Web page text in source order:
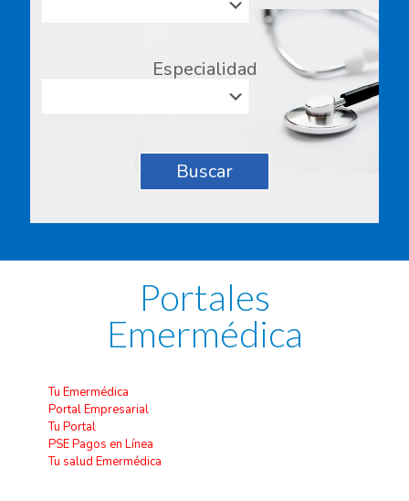
Especialidad
Buscar
Portales
Emermédica
Tu Emermédica
Portal Empresarial
Tu Portal
PSE Pagos en Línea
Tu salud Emermédica